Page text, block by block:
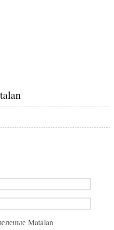
Matalan